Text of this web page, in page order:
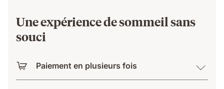
Une expérience de sommeil sans
souci
Paiement en plusieurs fois